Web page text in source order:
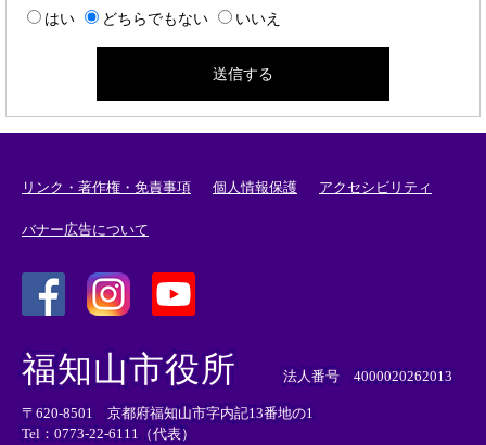
はい
どちらでもない いいえ
リンク・著作権・免責事項 個人情報保護 アクセシビリティ
バナー広告について
外
部
リ
ン
ク
外
リ
ン
ク
外
部
ン
ク
福知山市役所 法人番号 4000020262013
〒620-8501 京都府福知山市字内記13番地の1
Tel：0773-22-6111（代表）